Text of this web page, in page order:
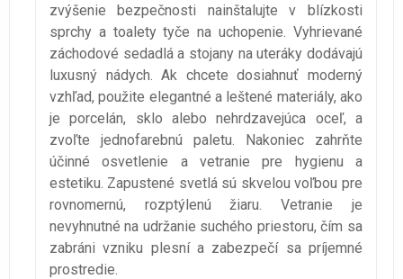
zvýšenie bezpečnosti nainštalujte v blízkosti
sprchy a toalety tyče na uchopenie. Vyhrievané
záchodové sedadlá a stojany na uteráky dodávajú
luxusný nádych. Ak chcete dosiahnuť moderný
vzhľad, použite elegantné a leštené materiály, ako
je porcelán, sklo alebo nehrdzavejúca oceľ, a
zvoľte jednofarebnú paletu. Nakoniec zahrňte
účinné osvetlenie a vetranie pre hygienu a
estetiku. Zapustené svetlá sú skvelou voľbou pre
rovnomernú, rozptýlenú žiaru. Vetranie je
nevyhnutné na udržanie suchého priestoru, čím sa
zabráni vzniku plesní a zabezpečí sa príjemné
prostredie.